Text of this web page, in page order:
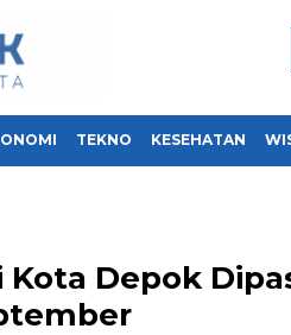
TEKNO KESEHATAN
Depok